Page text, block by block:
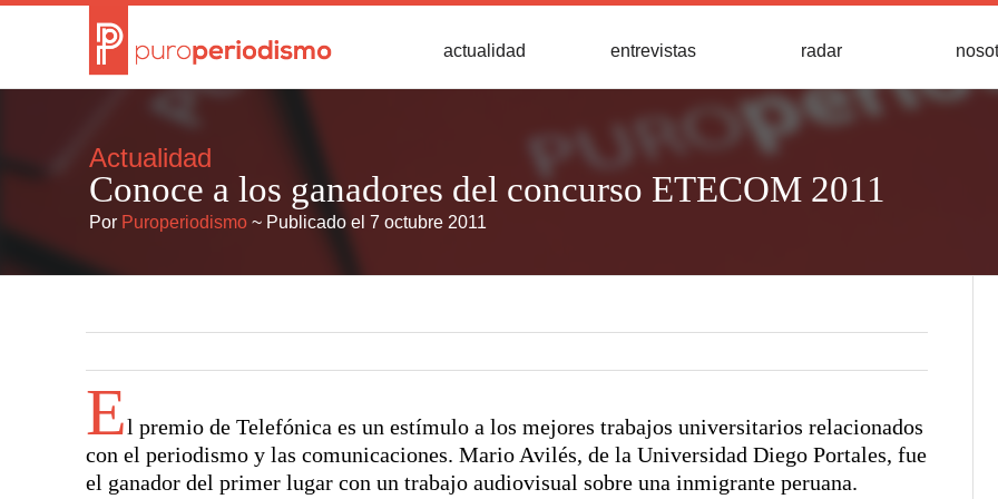
actualidad entrevistas radar
Actualidad
Conoce a los ganadores del concurso ETECOM 2011
Por Puroperiodismo ~ Publicado el 7 octubre 2011
El premio de Telefónica es un estímulo a los mejores trabajos universitarios relacionados
con el periodismo y las comunicaciones. Mario Avilés, de la Universidad Diego Portales, fue
el ganador del primer lugar con un trabajo audiovisual sobre una inmigrante peruana.